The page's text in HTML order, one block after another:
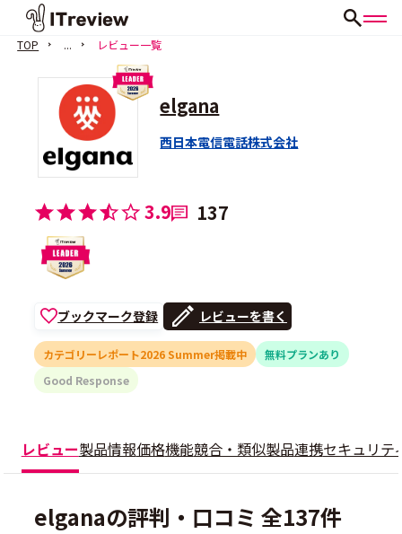
TOP ... レビュー一覧
elgana
西日本電信電話株式会社
3.9 137
ブックマーク登録 レビューを書く
カテゴリーレポート2026 Summer掲載中
無料プランあり
Good Response
レビュー製品情報価格機能競合・類似製品連携セキュリテ
elganaの評判・口コミ 全137件